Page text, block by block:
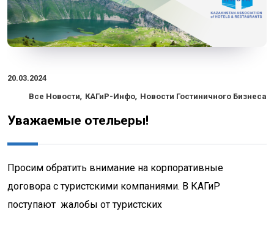
20.03.2024
Все Новости, КАГиР-Инфо, Новости Гостиничного Бизнеса
Уважаемые отельеры!
Просим обратить внимание на корпоративные
договора с туристскими компаниями. В КАГиР
поступают жалобы от туристских